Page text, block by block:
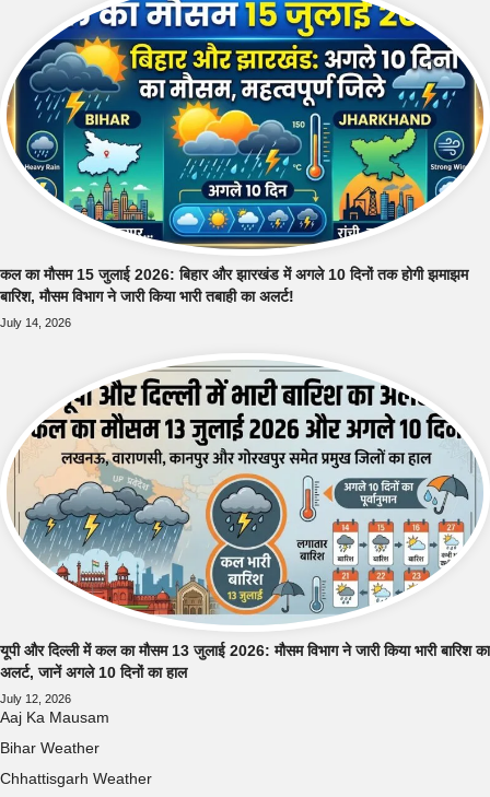
कल का मौसम 15 जुलाई 2026: बिहार और झारखंड में अगले 10 दिनों तक होगी झमाझम
बारिश, मौसम विभाग ने जारी किया भारी तबाही का अलर्ट!
July 14, 2026
यूपी और दिल्ली में कल का मौसम 13 जुलाई 2026: मौसम विभाग ने जारी किया भारी बारिश का
अलर्ट, जानें अगले 10 दिनों का हाल
July 12, 2026
Aaj Ka Mausam
Bihar Weather
Chhattisgarh Weather